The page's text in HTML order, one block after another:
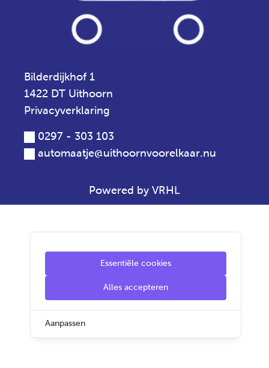
Bilderdijkhof 1
1422 DT Uithoorn
Privacyverklaring
0297 - 303 103
automaatje@uithoornvoorelkaar.nu
Powered by VRHL
Essentiële cookies
Alles accepteren
Aanpassen